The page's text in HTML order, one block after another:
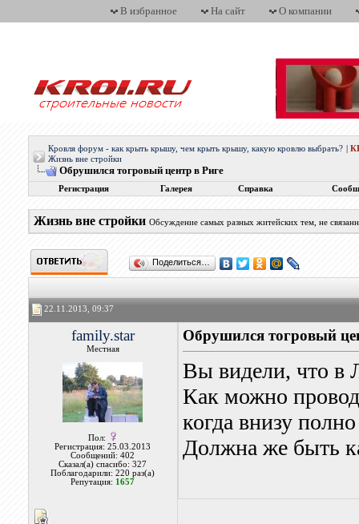
В избранное На сайт О компании
Кровля форум - как крыть крышу, чем крыть крышу, какую кровлю выбрать?
Жизнь вне стройки
Обрушился тогровый центр в Риге
Регистрация Галерея Справка
Жизнь вне стройки Обсуждение самых разных житейских тем, не
Поделиться…
22.11.2013, 09:37
family.star
Местная
Пол:
Регистрация: 25.03.2013
Сообщений: 402
Сказал(а) спасибо: 327
Поблагодарили: 220 раз(а)
Репутация: 1657
Обрушился тогровый
Вы видели, что в
Как можно
когда внизу
Должна же быть